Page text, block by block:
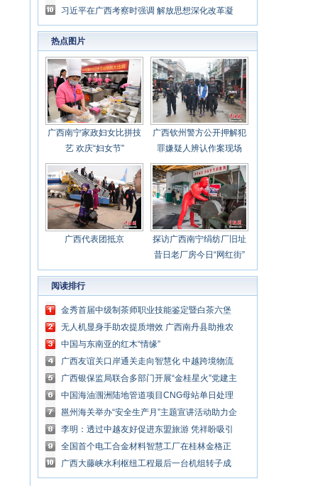
破肚”
习近平在广西考察时强调 解放思想深化改革凝
心聚力担当实干 建设新时代中国特色社会主义
壮美
热点图片
广西南宁家政妇女比拼技
艺 欢庆“妇女节”
广西钦州警方公开押解犯
罪嫌疑人辨认作案现场
广西代表团抵京
探访广西南宁绢纺厂旧址
昔日老厂房今日“网红街”
阅读排行
金秀首届中级制茶师职业技能鉴定暨白茶六堡
茶技工技术培训班开班
无人机显身手助农提质增效 广西南丹县助推农
业机械化水平提升
中国与东南亚的红木“情缘”
广西友谊关口岸通关走向智慧化 中越跨境物流
更畅通
广西银保监局联合多部门开展“金桂星火”党建主
题活动
中国海油涠洲陆地管道项目CNG母站单日处理
能力显著提升
邕州海关举办“安全生产月”主题宣讲活动助力企
业筑牢安全防线
李明：透过中越友好促进东盟旅游 凭祥盼吸引
大马游客
全国首个电工合金材料智慧工厂在桂林金格正
式运行
广西大藤峡水利枢纽工程最后一台机组转子成
功吊装